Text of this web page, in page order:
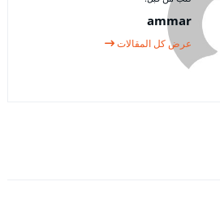
ammar
عرض كل المقالات